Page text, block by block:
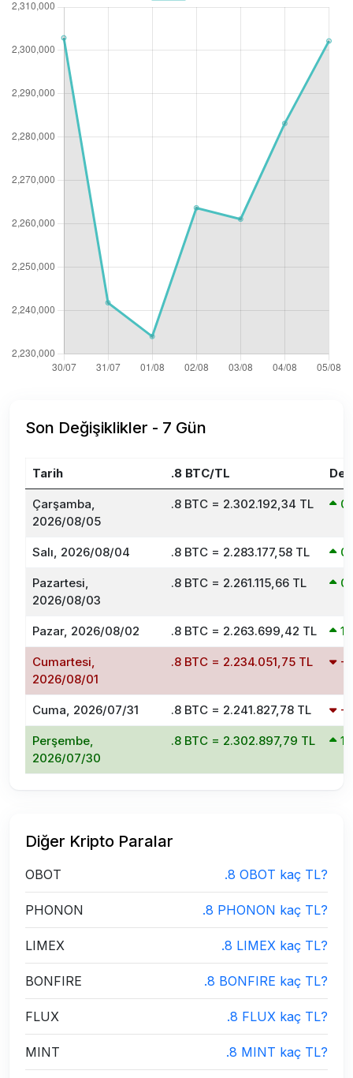
Son Değişiklikler - 7 Gün
Tarih .8 BTC/TL
Çarşamba,
2026/08/05
.8 BTC = 2.302.192,34 TL
Salı, 2026/08/04 .8 BTC = 2.283.177,58 TL
Pazartesi,
2026/08/03
.8 BTC = 2.261.115,66 TL
Pazar, 2026/08/02 .8 BTC = 2.263.699,42 TL
Cumartesi,
2026/08/01
.8 BTC = 2.234.051,75 TL -
Cuma, 2026/07/31 .8 BTC = 2.241.827,78 TL -
Perşembe,
2026/07/30
.8 BTC = 2.302.897,79 TL
Diğer Kripto Paralar
OBOT .8 OBOT kaç TL?
PHONON .8 PHONON kaç TL?
LIMEX .8 LIMEX kaç TL?
BONFIRE .8 BONFIRE kaç TL?
FLUX .8 FLUX kaç TL?
MINT .8 MINT kaç TL?